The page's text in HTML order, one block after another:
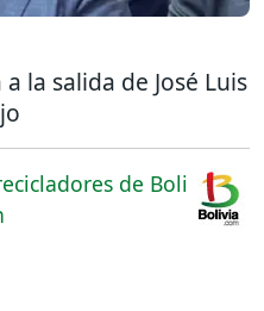
la salida de José Luis